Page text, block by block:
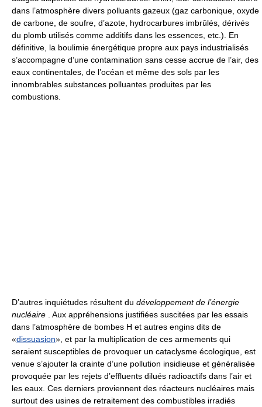
dans l’atmosphère divers polluants gazeux (gaz carbonique, oxyde
de carbone, de soufre, d’azote, hydrocarbures imbrûlés, dérivés
du plomb utilisés comme additifs dans les essences, etc.). En
définitive, la boulimie énergétique propre aux pays industrialisés
s’accompagne d’une contamination sans cesse accrue de l’air, des
eaux continentales, de l’océan et même des sols par les
innombrables substances polluantes produites par les
combustions.
D’autres inquiétudes résultent du développement de l’énergie
nucléaire . Aux appréhensions justifiées suscitées par les essais
dans l’atmosphère de bombes H et autres engins dits de
«dissuasion», et par la multiplication de ces armements qui
seraient susceptibles de provoquer un cataclysme écologique, est
venue s’ajouter la crainte d’une pollution insidieuse et généralisée
provoquée par les rejets d’effluents dilués radioactifs dans l’air et
les eaux. Ces derniers proviennent des réacteurs nucléaires mais
surtout des usines de retraitement des combustibles irradiés